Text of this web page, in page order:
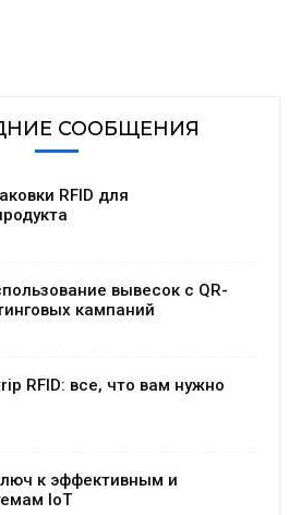
СООБЩЕНИЯ
RFID для
вывесок с QR-
кампаний
RFID: все, что вам нужно
к эффективным и
IoT